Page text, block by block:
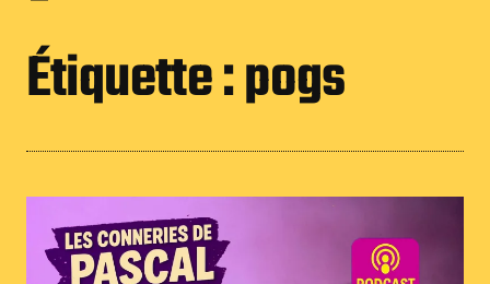
Étiquette :pogs